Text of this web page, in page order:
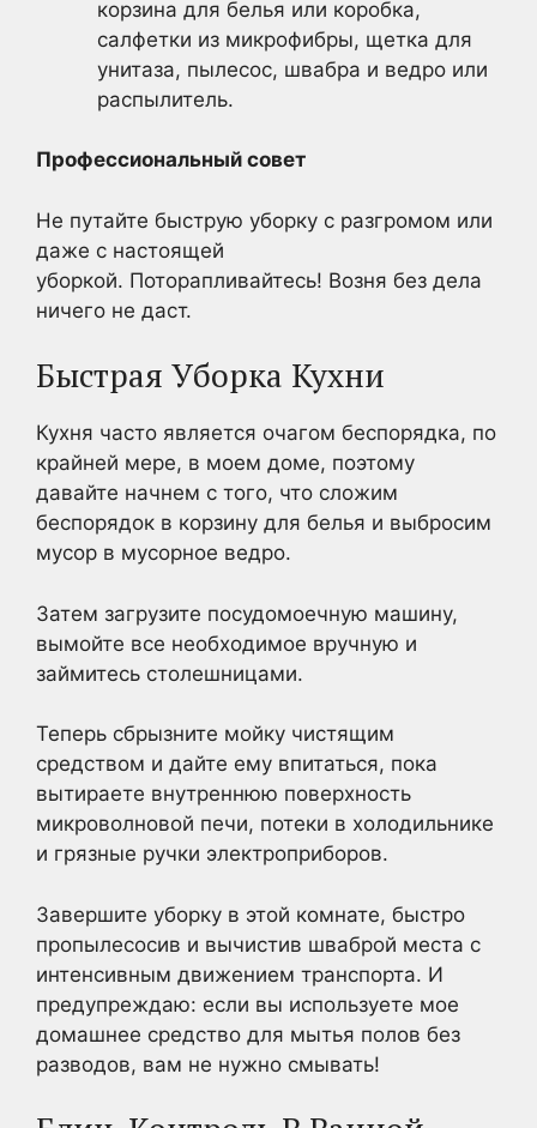
корзина для белья или коробка,
салфетки из микрофибры, щетка для
унитаза, пылесос, швабра и ведро или
распылитель.
Профессиональный совет
Не путайте быструю уборку с разгромом или
даже с настоящей
уборкой. Поторапливайтесь! Возня без дела
ничего не даст.
Быстрая Уборка Кухни
Кухня часто является очагом беспорядка, по
крайней мере, в моем доме, поэтому
давайте начнем с того, что сложим
беспорядок в корзину для белья и выбросим
мусор в мусорное ведро.
Затем загрузите посудомоечную машину,
вымойте все необходимое вручную и
займитесь столешницами.
Теперь сбрызните мойку чистящим
средством и дайте ему впитаться, пока
вытираете внутреннюю поверхность
микроволновой печи, потеки в холодильнике
и грязные ручки электроприборов.
Завершите уборку в этой комнате, быстро
пропылесосив и вычистив шваброй места с
интенсивным движением транспорта. И
предупреждаю: если вы используете мое
домашнее средство для мытья полов без
разводов, вам не нужно смывать!